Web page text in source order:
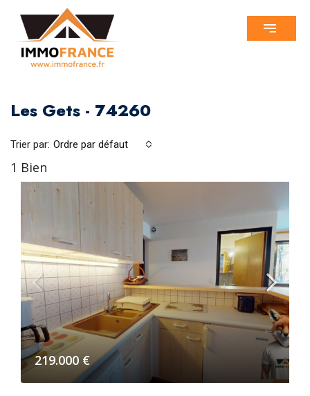
Les Gets - 74260
1 Bien
Trier par: Ordre par défaut
219.000 €